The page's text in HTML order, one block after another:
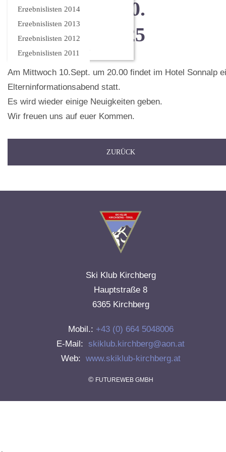
Ergebnislisten 2014
Ergebnislisten 2013
Ergebnislisten 2012
Ergebnislisten 2011
Elternabend 10.
September 2025
Am Mittwoch 10.Sept. um 20.00 findet im Hotel Sonnalp
Elterninformationsabend statt.
Es wird wieder einige Neuigkeiten geben.
Wir freuen uns auf euer Kommen.
ZURÜCK
Ski Klub Kirchberg
Hauptstraße 8
6365 Kirchberg
Mobil.: +43 (0) 664 5048006
E-Mail:
skiklub.kirchberg@aon.at
Web: www.skiklub-kirchberg.at
© FUTUREWEB GMBH